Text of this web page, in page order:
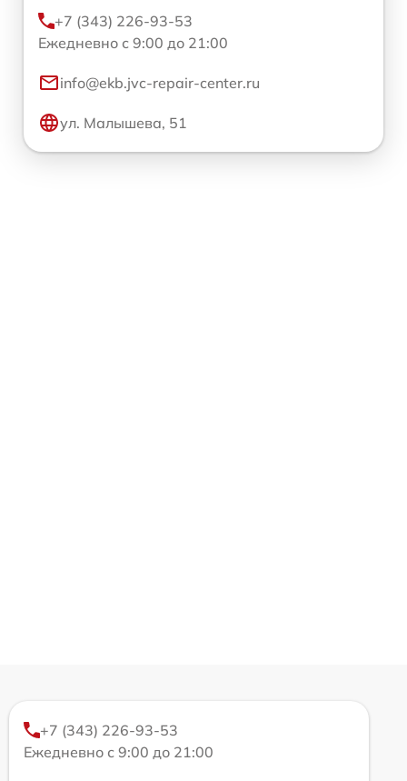
+7 (343) 226-93-53
Ежедневно с 9:00 до 21:00
info@ekb.jvc-repair-center.ru
ул. Малышева, 51
+7 (343) 226-93-53
Ежедневно с 9:00 до 21:00